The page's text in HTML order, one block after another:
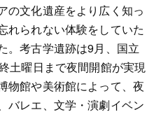
の文化遺産をより広く知っ
れられない体験をしていた
。考古学遺跡は9月、国立
土曜日まで夜間開館が実現
物館や美術館によって、夜
バレエ、文学・演劇イベン